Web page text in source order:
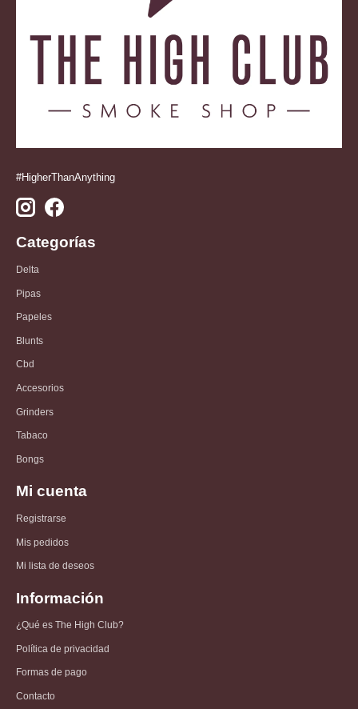
#HigherThanAnything
Categorías
Delta
Pipas
Papeles
Blunts
Cbd
Accesorios
Grinders
Tabaco
Bongs
Mi cuenta
Registrarse
Mis pedidos
Mi lista de deseos
Información
¿Qué es The High Club?
Política de privacidad
Formas de pago
Contacto